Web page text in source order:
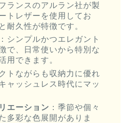
フランスのアルラン社が製
トレザーを使用してお
耐久性が特徴です。
：シンプルかつエレガント
で、日常使いから特別な
用できます。
トながらも収納力に優れ
ャッシュレス時代にマッ
エーション ：季節や個々
多彩な色展開がありま